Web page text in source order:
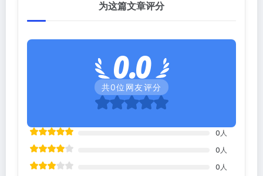
为这篇文章评分
0.0
共0位网友评分
0 人
0 人
0 人